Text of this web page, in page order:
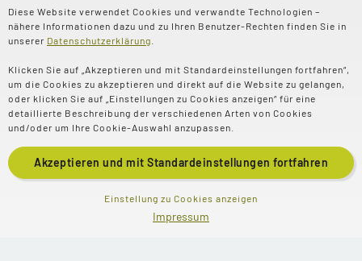
Diese Website verwendet Cookies und verwandte Technologien –
nähere Informationen dazu und zu Ihren Benutzer-Rechten finden Sie in
unserer Datenschutzerklärung
Klicken Sie auf „Akzeptieren und mit Standardeinstellungen fortfahren“,
um die Cookies zu akzeptieren und direkt auf die Website zu gelangen,
oder klicken Sie auf „Einstellungen zu Cookies anzeigen“ für eine
detaillierte Beschreibung der verschiedenen Arten von Cookies
und/oder um Ihre Cookie-Auswahl anzupassen.
Akzeptieren und mit Standardeinstellungen fortfahren
Einstellung zu Cookies anzeigen
Impressum
Für Büchereien
Für Pädagog:innen und Familien
Für Gemeinden
Buchpreis
Magazin
Aktionen & Projekte